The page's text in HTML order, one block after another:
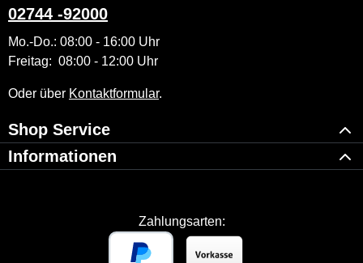
02744 -92000
Mo.-Do.: 08:00 - 16:00 Uhr
Freitag: 08:00 - 12:00 Uhr
Oder über Kontaktformular.
Shop Service
Informationen
Zahlungsarten: